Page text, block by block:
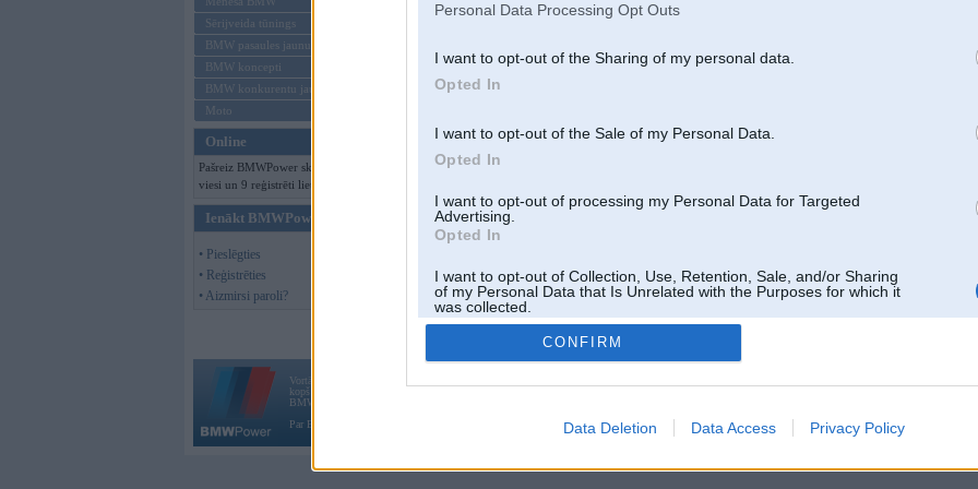
Personal Data Processing Opt Outs
I want to opt-out of the Sharing of my personal data.
Opted In
I want to opt-out of the Sale of my Personal Data.
Opted In
I want to opt-out of processing my Personal Data for Targeted
Advertising.
Opted In
I want to opt-out of Collection, Use, Retention, Sale, and/or Sharing
of my Personal Data that Is Unrelated with the Purposes for which it
was collected.
Opted Out
CONFIRM
Data Deletion Data Access Privacy Policy
Sērijveida tūnings
BMW pasaules jaunumi
BMW koncepti
BMW konkurentu jaunumi
Moto
Online
Pašreiz BMWPower skatās 156
viesi un 9 reģistrēti lietotāji.
Ienākt BMWPower
• Pieslēgties
• Reģistrēties
• Aizmirsi paroli?
Vortāls BMWPower.lv darbojas
kopš 2002. gada 14. maija. Tas nav auto klubs un nav saistīts ar
BMW AG.
Par BMWPower